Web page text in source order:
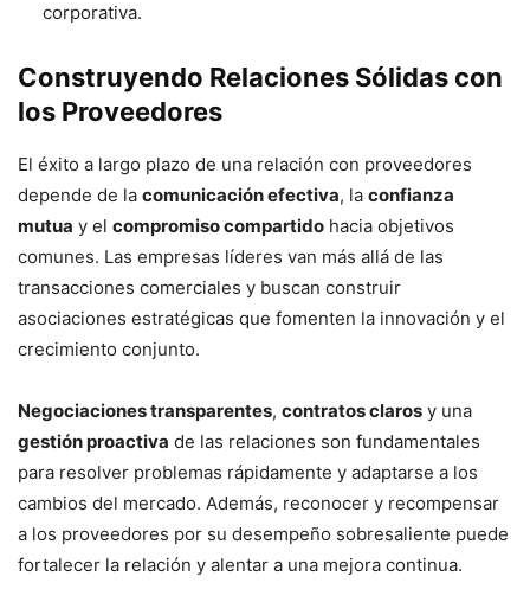
corporativa.
Construyendo Relaciones Sólidas con
los Proveedores
El éxito a largo plazo de una relación con proveedores
depende de la comunicación efectiva, la confianza
mutua y el compromiso compartido hacia objetivos
comunes. Las empresas líderes van más allá de las
transacciones comerciales y buscan construir
asociaciones estratégicas que fomenten la innovación y el
crecimiento conjunto.
Negociaciones transparentes, contratos claros y una
gestión proactiva de las relaciones son fundamentales
para resolver problemas rápidamente y adaptarse a los
cambios del mercado. Además, reconocer y recompensar
a los proveedores por su desempeño sobresaliente puede
fortalecer la relación y alentar a una mejora continua.